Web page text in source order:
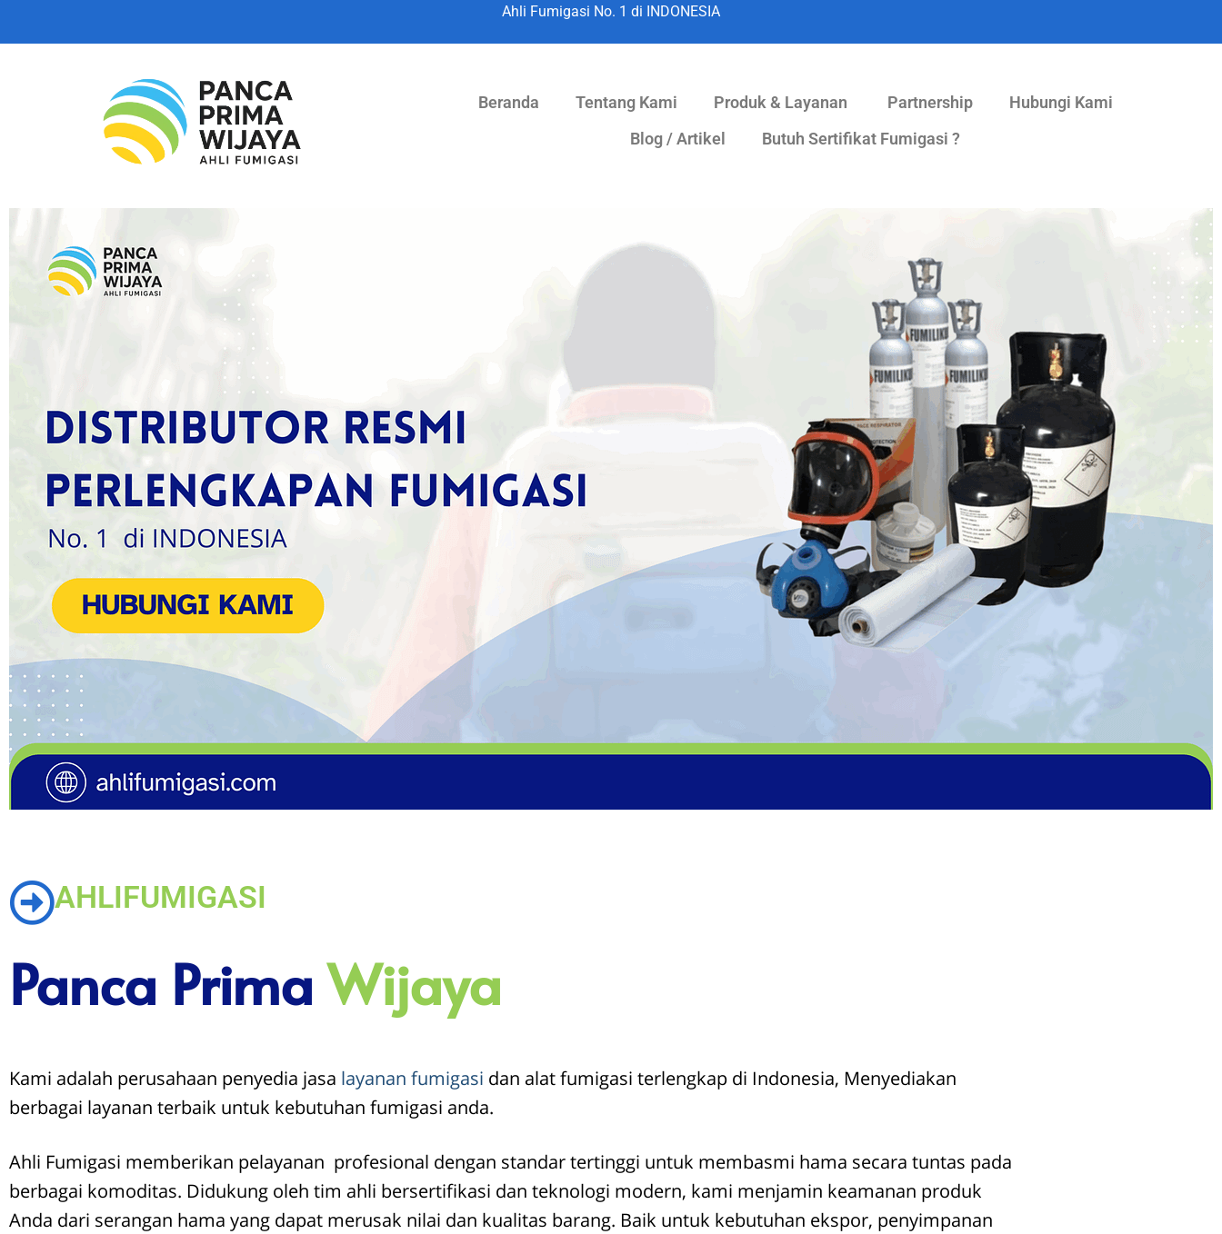
Ahli Fumigasi No. 1 di INDONESIA
Beranda Tentang Kami Produk & Layanan Partnership
Hubungi Kami
Blog / Artikel
Butuh Sertifikat Fumigasi ?
AHLIFUMIGASI
Panca Prima Wijaya
Kami adalah perusahaan penyedia jasa layanan fumigasi dan alat fumigasi terlengkap di Indonesia, Menyediakan
berbagai layanan terbaik untuk kebutuhan fumigasi anda.
Ahli Fumigasi memberikan pelayanan profesional dengan standar tertinggi untuk membasmi hama secara tuntas pada
berbagai komoditas. Didukung oleh tim ahli bersertifikasi dan teknologi modern, kami menjamin keamanan produk
Anda dari serangan hama yang dapat merusak nilai dan kualitas barang. Baik untuk kebutuhan ekspor, penyimpanan